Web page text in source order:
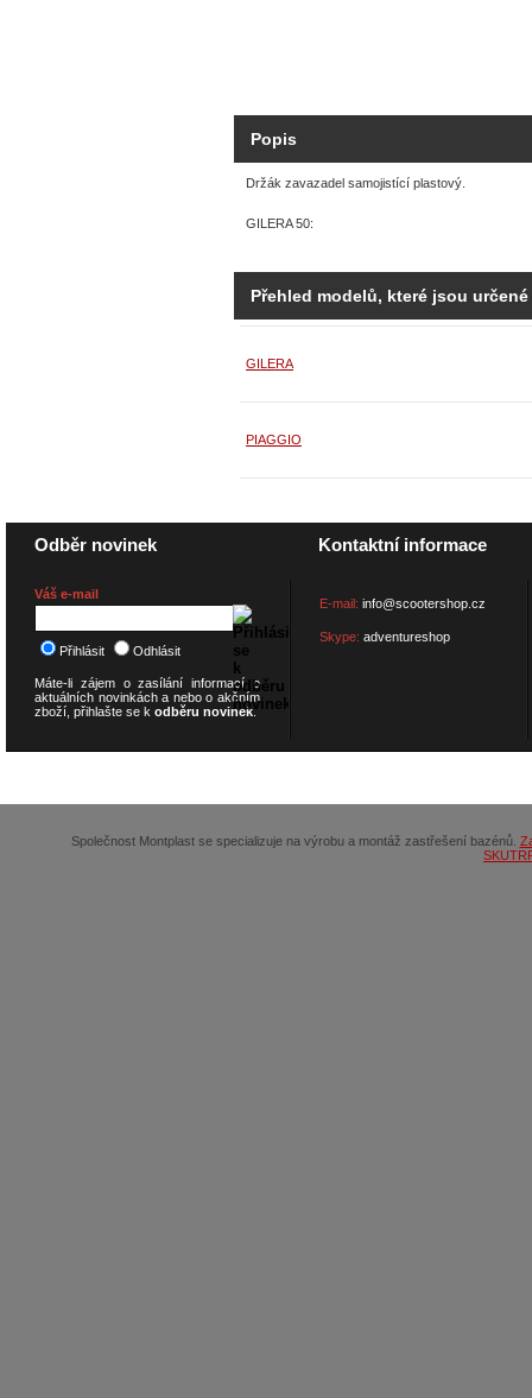
Popis
Držák zavazadel samojistící plastový.
GILERA 50:
Přehled modelů, které jsou
GILERA
PIAGGIO
Odběr novinek
Váš e-mail
Přihlásit Odhlásit
Máte-li zájem o zasílání informací o
aktuálních novinkách a nebo o akčním
zboží, přihlašte se k odběru novinek.
Kontaktní informace
E-mail: info@scootershop.cz
Skype: adventureshop
Společnost Montplast se specializuje na výrobu a montáž zastřešení bazénů.